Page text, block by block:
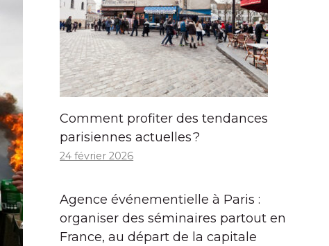
Comment profiter des tendances
parisiennes actuelles ?
24 février 2026
Agence événementielle à Paris :
organiser des séminaires partout en
France, au départ de la capitale